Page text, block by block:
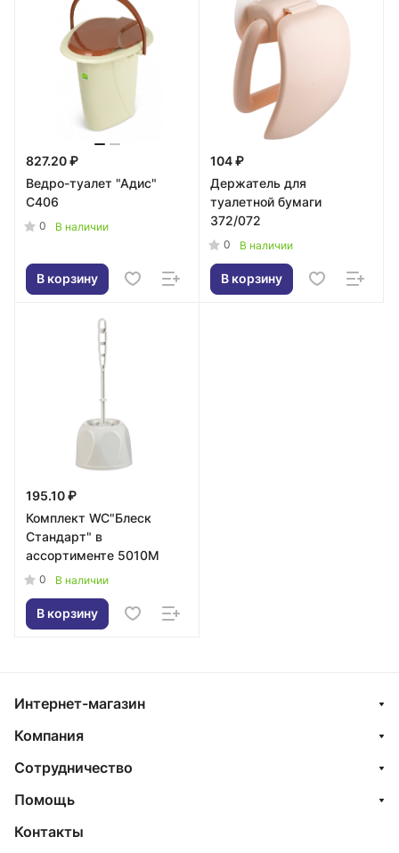
827.20 ₽
Ведро-туалет "Адис"
С406
0 В наличии
В корзину
104 ₽
Держатель для
туалетной бумаги
372/072
0 В наличии
В корзину
195.10 ₽
Комплект WC"Блеск
Стандарт" в
ассортименте 5010M
0 В наличии
В корзину
Интернет-магазин
Компания
Сотрудничество
Помощь
Контакты